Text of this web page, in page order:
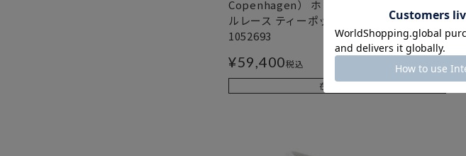
Copenhagen） ホワイト フルーテッド フ
ルレース ティーポット 1000ml 1132141／
1052693
¥59,400税込
在庫切れ